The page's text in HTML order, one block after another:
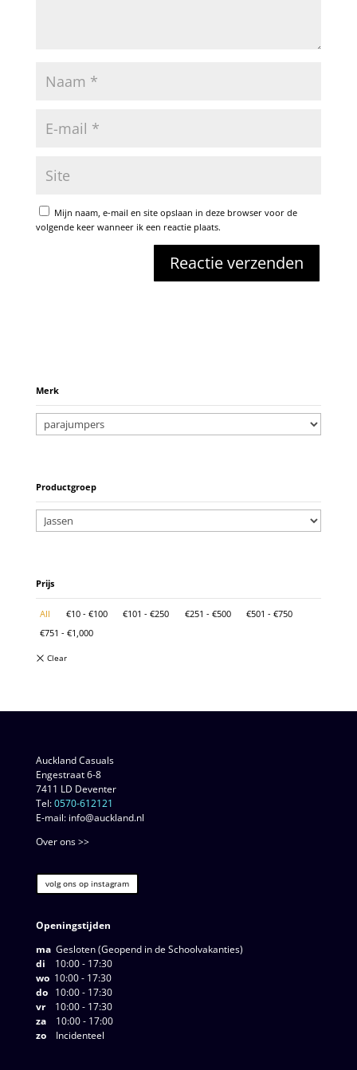
Mijn naam, e-mail en site opslaan in deze browser voor de
volgende keer wanneer ik een reactie plaats.
Merk
Productgroep
Prijs
All €10- €100 €101 -€250 €251 - €500 €501 -€750
€751 -€1,000
Auckland Casuals
Engestraat 6-8
7411 LD Deventer
Tel:0570-612121
E-mail: info@auckland.nl
Over ons >>
volg ons op instagram
Openingstijden
maGesloten (Geopend in de Schoolvakanties)
di 10:00 - 17:30
wo10:00 - 17:30
do10:00 - 17:30
vr10:00 - 17:30
za10:00 - 17:00
zoIncidenteel